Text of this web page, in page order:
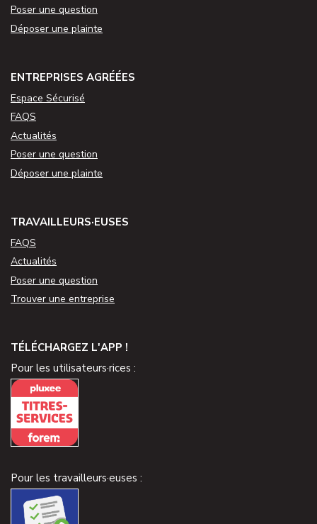
Poser une question
Déposer une plainte
ENTREPRISES AGRÉÉES
Espace Sécurisé
FAQS
Actualités
Poser une question
Déposer une plainte
TRAVAILLEURS·EUSES
FAQS
Actualités
Poser une question
Trouver une entreprise
TÉLÉCHARGEZ L'APP !
Pour les utilisateurs·rices :
Pour les travailleurs·euses :